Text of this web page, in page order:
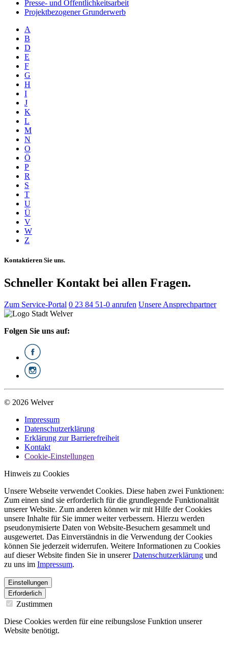
Presse- und Öffentlichkeitsarbeit
Projektbezogener Grunderwerb
A
B
D
E
F
G
H
I
J
K
L
M
N
O
Ö
P
R
S
T
U
Ü
V
W
Z
Kontaktieren Sie uns.
Schneller Kontakt bei allen Fragen.
Zum Service-Portal 0 23 84 51-0 anrufen Unsere Ansprechpartner
Folgen Sie uns auf:
© 2026 Welver
Impressum
Datenschutzerklärung
Erklärung zur Barrierefreiheit
Kontakt
Cookie-Einstellungen
Hinweis zu Cookies
Unsere Webseite verwendet Cookies. Diese haben zwei Funktionen:
Zum einen sind sie erforderlich für die grundlegende Funktionalität
unserer Website. Zum anderen können wir mit Hilfe der Cookies
unsere Inhalte für Sie immer weiter verbessern. Hierzu werden
pseudonymisierte Daten von Website-Besuchern gesammelt und
ausgewertet. Das Einverständnis in die Verwendung der Cookies
können Sie jederzeit widerrufen. Weitere Informationen zu Cookies
auf dieser Website finden Sie in unsererDatenschutzerklärung und
zu uns im Impressum.
Einstellungen
Erforderlich
Zustimmen
Diese Cookies werden für eine reibungslose Funktion unserer
Website benötigt.